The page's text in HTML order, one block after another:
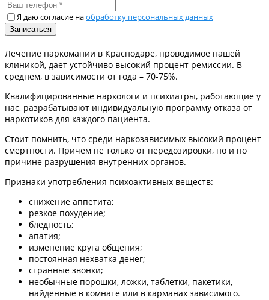
Я даю согласие наобработку персональных данных
Лечение наркомании в Краснодаре, проводимое нашей
клиникой, дает устойчиво высокий процент ремиссии. В
среднем, в зависимости от года – 70-75%.
Квалифицированные наркологи и психиатры, работающие у
нас, разрабатывают индивидуальную программу отказа от
наркотиков для каждого пациента.
Стоит помнить, что среди наркозависимых высокий процент
смертности. Причем не только от передозировки, но и по
причине разрушения внутренних органов.
Признаки употребления психоактивных веществ:
снижение аппетита;
резкое похудение;
бледность;
апатия;
изменение круга общения;
постоянная нехватка денег;
странные звонки;
необычные порошки, ложки, таблетки, пакетики,
найденные в комнате или в карманах зависимого.